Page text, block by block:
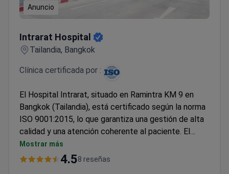
Anuncio
Intrarat Hospital
Tailandia, Bangkok
Clínica certificada por :
El Hospital Intrarat, situado en Ramintra KM 9 en
Bangkok (Tailandia), está certificado según la norma
ISO 9001:2015, lo que garantiza una gestión de alta
calidad y una atención coherente al paciente. El
hospital ofrece servicios a través de 15
departamentos, incluyendo ortopedia, medicina
Mostrar más
4.58 reseñas